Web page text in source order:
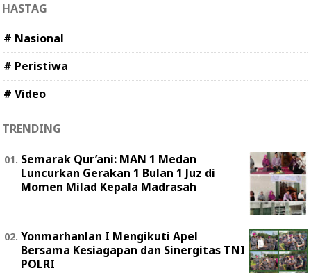
HASTAG
# Nasional
# Peristiwa
# Video
TRENDING
Semarak Qur’ani: MAN 1 Medan
Luncurkan Gerakan 1 Bulan 1 Juz di
Momen Milad Kepala Madrasah
Yonmarhanlan I Mengikuti Apel
Bersama Kesiagapan dan Sinergitas TNI
POLRI